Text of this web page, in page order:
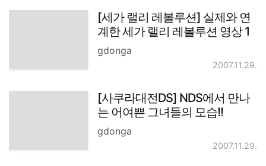
[세가 랠리 레볼루션] 실제와 연
계한 세가 랠리 레볼루션 영상 1
gdonga
2007.11.29.
[사쿠라대전DS] NDS에서 만나
는 어여쁜 그녀들의 모습!!
gdonga
2007.11.29.